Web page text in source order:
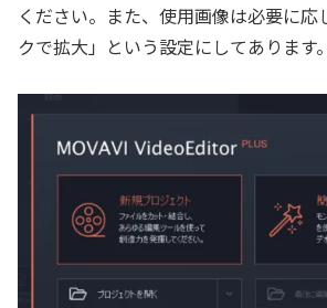
ください。また、使用画像は必要に応
クで拡大」という設定にしてあります。